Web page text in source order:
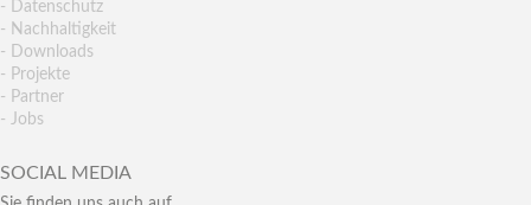
- Datenschutz
- Nachhaltigkeit
- Downloads
- Projekte
- Partner
- Jobs
SOCIAL MEDIA